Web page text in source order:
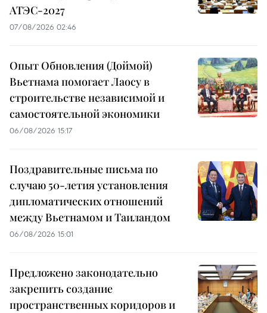
АТЭС-2027
07/08/2026 02:46
Опыт Обновления (Доймой)
Вьетнама помогает Лаосу в
строительстве независимой и
самостоятельной экономики
06/08/2026 15:17
Поздравительные письма по
случаю 50-летия установления
дипломатических отношений
между Вьетнамом и Таиландом
06/08/2026 15:01
Предложено законодательно
закрепить создание
пространственных коридоров и